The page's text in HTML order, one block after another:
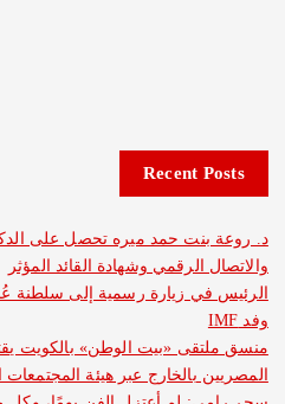
Recent
حمد ميره تحصل على الدكتوراة
وشهادة القائد المؤثر
زيارة رسمية إلى سلطنة عُمان..
«بيت الوطن» بالكويت يقترح تنظيم
عبر هيئة المجتمعات العمرانية